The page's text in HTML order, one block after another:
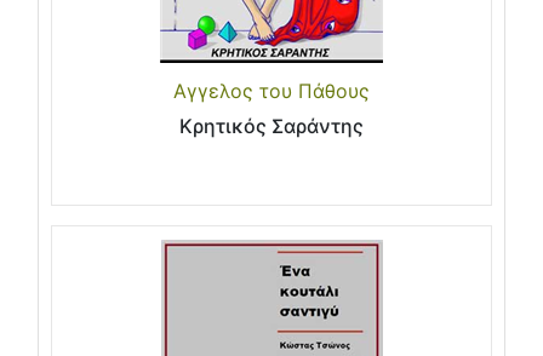
Αγγελος του Πάθους
Κρητικός Σαράντης